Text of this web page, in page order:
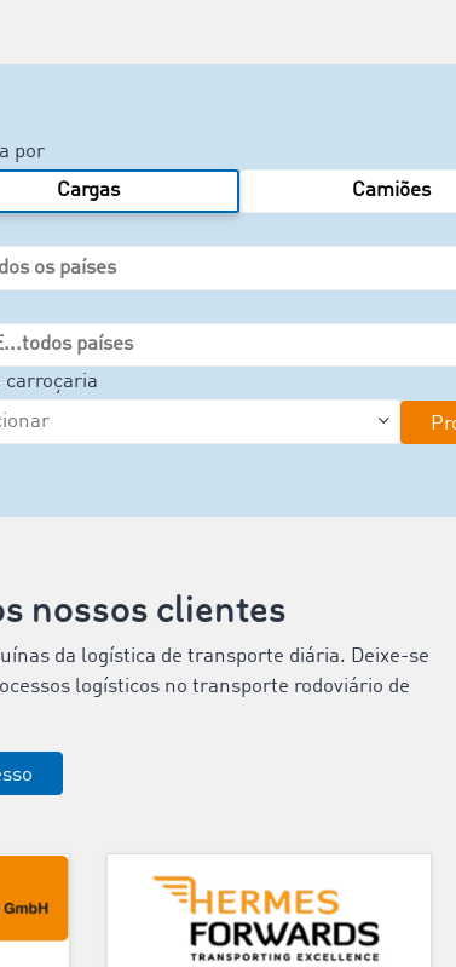
por
Cargas
Camiões
carroçaria
nossos clientes
da logística de transporte diária. Deixe-se
logísticos no transporte rodoviário de